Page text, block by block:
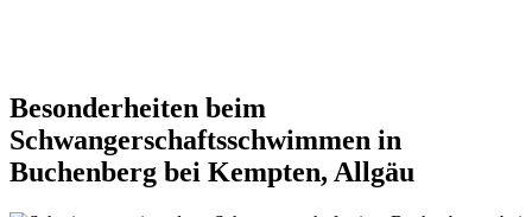
Besonderheiten beim
Schwangerschaftsschwimmen in
Buchenberg bei Kempten, Allgäu